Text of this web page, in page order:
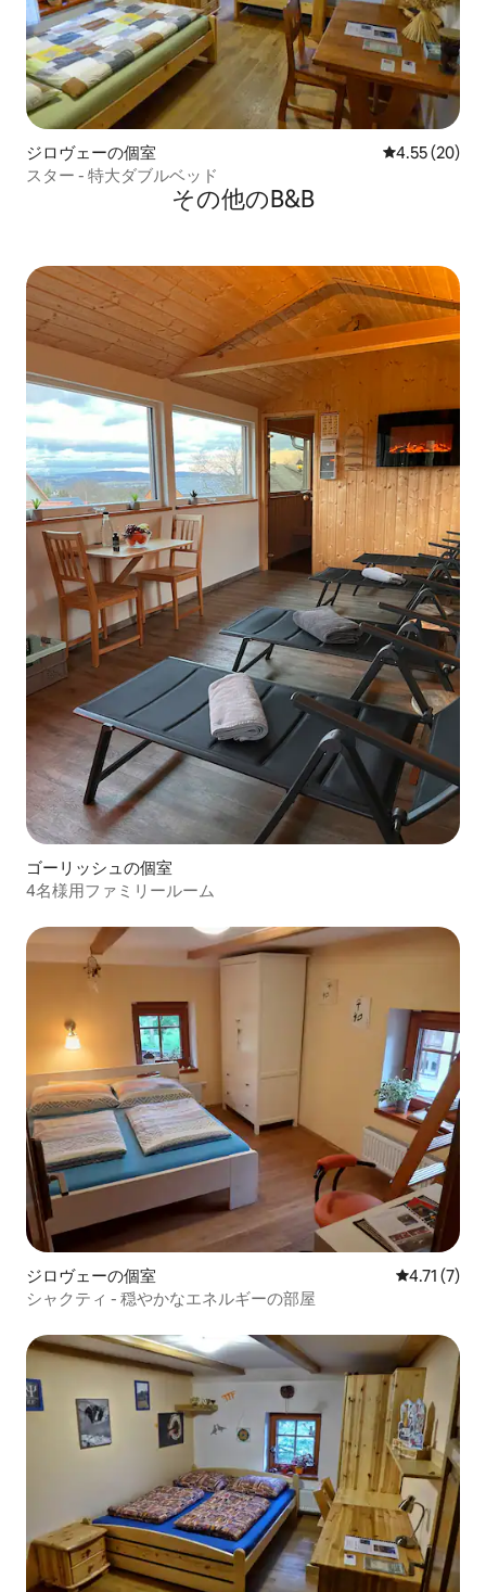
ジロヴェーの個室 レビュー20
4.55 (20)
スター - 特大ダブルベッド
その他のB&B
ゴーリッシュの個室
4名様用ファミリールーム
ジロヴェーの個室 レビュー7
4.71 (7)
シャクティ - 穏やかなエネルギーの部屋